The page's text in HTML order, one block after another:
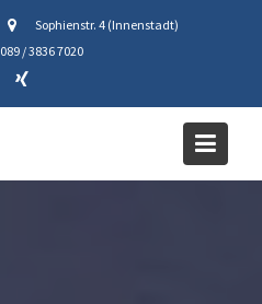
Sophienstr. 4 (Innenstadt)
089 / 3836 7020